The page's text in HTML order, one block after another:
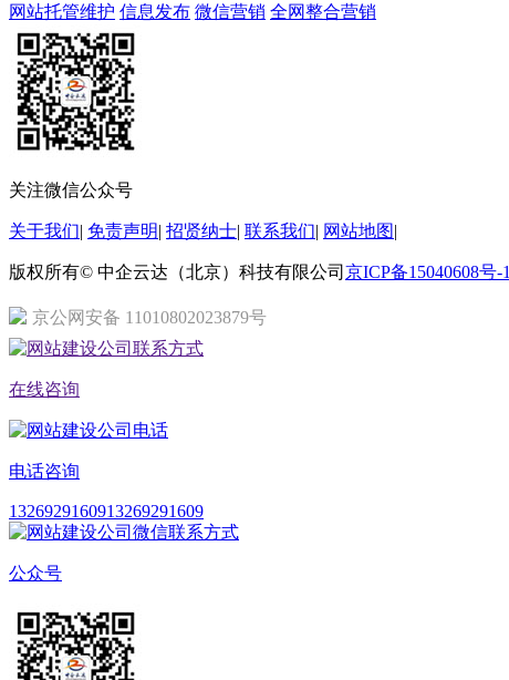
网站托管维护 信息发布 微信营销 全网整合营销
关注微信公众号
关于我们| 免责声明| 招贤纳士| 联系我们| 网站地图|
版权所有© 中企云达（北京）科技有限公司 京ICP备15040608号-1
京公网安备 11010802023879号
在线咨询
电话咨询
1326929160913269291609
公众号